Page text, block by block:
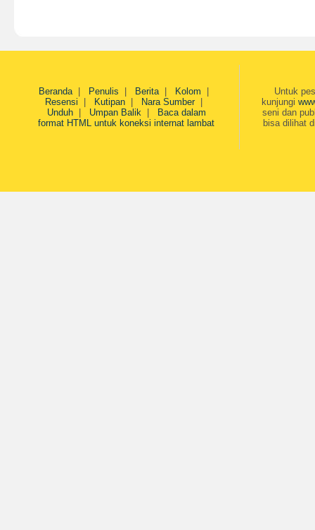
Beranda| Penulis Berita| Kolom
Resensi
Kutipan| Nara Sumber|
Unduh| Umpan Balik|
Baca dalam
format HTML untuk koneksi internat lambat
Untuk
kunjungi
seni dan
bisa dilihat